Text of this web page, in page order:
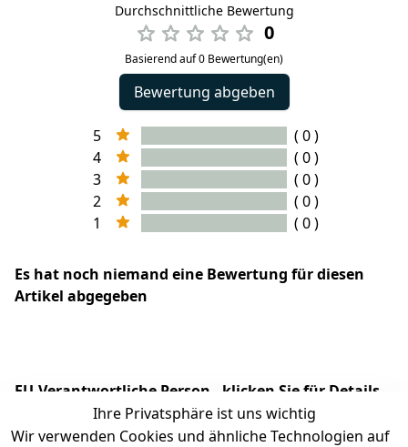
Durchschnittliche Bewertung
0
Basierend auf 0 Bewertung(en)
Bewertung abgeben
5
( 0 )
4
( 0 )
3
( 0 )
2
( 0 )
1
( 0 )
Es hat noch niemand eine Bewertung für diesen
Artikel abgegeben
EU-Verantwortliche Person - klicken Sie für Details
Ihre Privatsphäre ist uns wichtig
Wir verwenden Cookies und ähnliche Technologien auf